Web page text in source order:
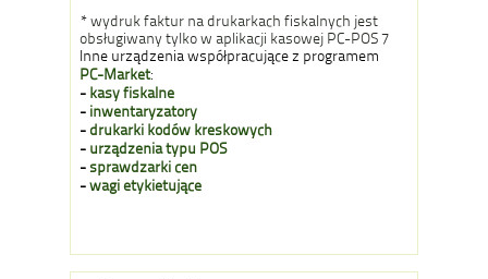
* wydruk faktur na drukarkach fiskalnych jest
obsługiwany tylko w aplikacji kasowej PC-POS 7
Inne urządzenia współpracujące z programem
PC-Market:
- kasy fiskalne
- inwentaryzatory
- drukarki kodów kreskowych
- urządzenia typu POS
- sprawdzarki cen
-wagi etykietujące